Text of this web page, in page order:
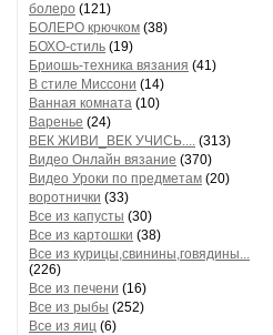
болеро (121)
БОЛЕРО крючком (38)
БОХО-стиль (19)
Бриошь-техника вязания (41)
В стиле Миссони (14)
Ванная комната (10)
Варенье (24)
ВЕК ЖИВИ_ВЕК УЧИСЬ.... (313)
Видео Онлайн вязание (370)
Видео Уроки по предметам (20)
воротнички (33)
Все из капусты (30)
Все из картошки (38)
Все из курицы,свинины,говядины...
(226)
Все из печени (16)
Все из рыбы (252)
Все из яиц (6)